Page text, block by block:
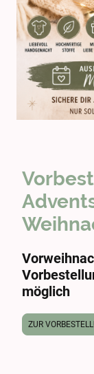
möglich
ZUR